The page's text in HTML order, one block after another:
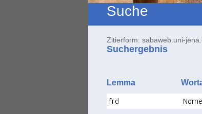
Suche
Zitierform: sabaweb.uni-
Suchergebnis
Lemma
frd